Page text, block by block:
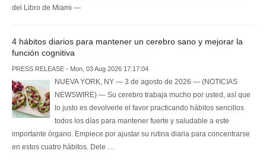
del Libro de Miami —
4 hábitos diarios para mantener un cerebro sano y mejorar la
función cognitiva
PRESS RELEASE - Mon, 03 Aug 2026 17:17:04
NUEVA YORK, NY — 3 de agosto de 2026 — (NOTICIAS
NEWSWIRE) — Su cerebro trabaja mucho por usted, así que
lo justo es devolverle el favor practicando hábitos sencillos
todos los días para mantener fuerte y saludable a este
importante órgano. Empiece por ajustar su rutina diaria para concentrarse
en estos cuatro hábitos. Dele …